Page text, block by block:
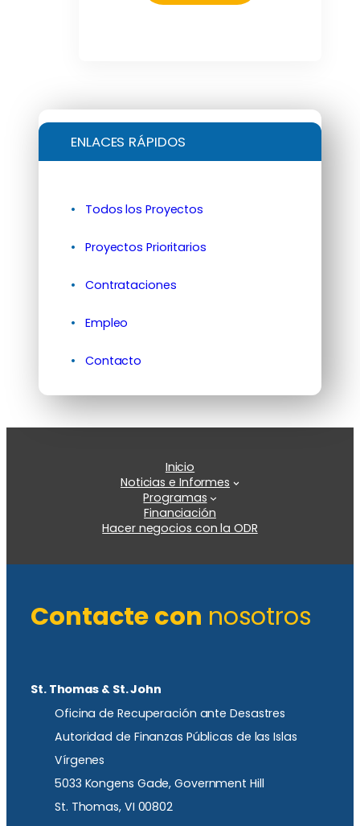
ENLACES RÁPIDOS
Todos los Proyectos
Proyectos Prioritarios
Contrataciones
Empleo
Contacto
Inicio
Noticias e Informes
Programas
Financiación
Hacer negocios con la ODR
Contacte con nosotros
St. Thomas & St. John
Oficina de Recuperación ante Desastres
Autoridad de Finanzas Públicas de las Islas
Vírgenes
5033 Kongens Gade, Government Hill
St. Thomas, VI 00802